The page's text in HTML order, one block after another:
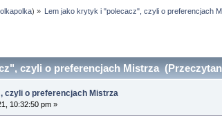
olkapolka) » Lem jako krytyk i "polecacz", czyli o preferencjach
czyli o preferencjach Mistrza
czyli o preferencjach Mistrza
10:32:50 pm »